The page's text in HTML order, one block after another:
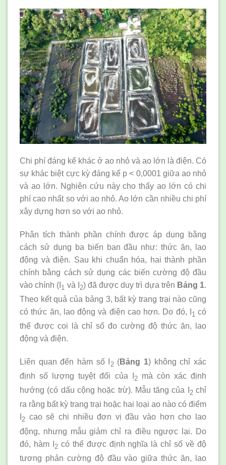
Chi phí đáng kể khác ở ao nhỏ và ao lớn là điện. Có
sự khác biệt cực kỳ đáng kể p < 0,0001 giữa ao nhỏ
và ao lớn. Nghiên cứu này cho thấy ao lớn có chi
phí cao nhất so với ao nhỏ. Ao lớn cần nhiều chi phí
xây dựng hơn so với ao nhỏ.
Phân tích thành phần chính được áp dụng bằng
cách sử dụng ba biến ban đầu như: thức ăn, lao
động và điện. Sau khi chuẩn hóa, hai thành phần
chính bằng cách sử dụng các biến cường độ đầu
vào chính (I 1 và I 2) đã được duy trì dựa trên Bảng 1.
Theo kết quả của bảng 3, bất kỳ trang trại nào cũng
có thức ăn, lao động và điện cao hơn. Do đó, I
1 có
thể được coi là chỉ số đo cường độ thức ăn, lao
động và điện.
Liên quan đến hàm số I 2(Bảng 1) không chỉ xác
định số lượng tuyệt đối của I 2mà còn xác định
hướng (có dấu cộng hoặc trừ). Mẫu tăng của I 2chỉ
ra rằng bất kỳ trang trại hoặc hai loại ao nào có điểm
2 cao sẽ chi nhiều đơn vị đầu vào hơn cho lao
động, nhưng mẫu giảm chỉ ra điều ngược lại. Do
đó, hàm I
2có thể được định nghĩa là chỉ số về độ
tương phản cường độ đầu vào giữa thức ăn, lao